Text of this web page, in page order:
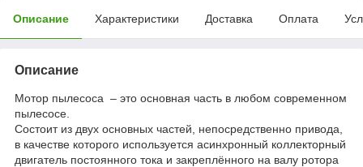
Описание Характеристики Доставка Оплата
Описание
Мотор пылесоса – это основная часть в любом современном
пылесосе.
Состоит из двух основных частей, непосредственно привода,
в качестве которого используется асинхронный коллекторный
двигатель постоянного тока и закреплённого на валу ротора